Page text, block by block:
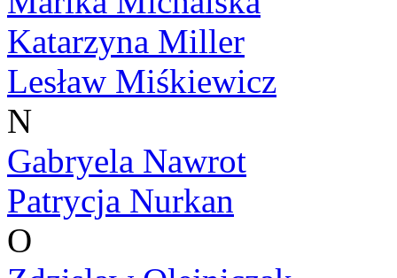
Katarzyna Miller
Lesław Miśkiewicz
N
Gabryela Nawrot
Patrycja Nurkan
O